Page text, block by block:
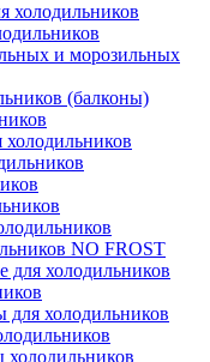
холодильников
и морозильных
(балконы)
холодильников
NO FROST
для холодильников
для холодильников
холодильников